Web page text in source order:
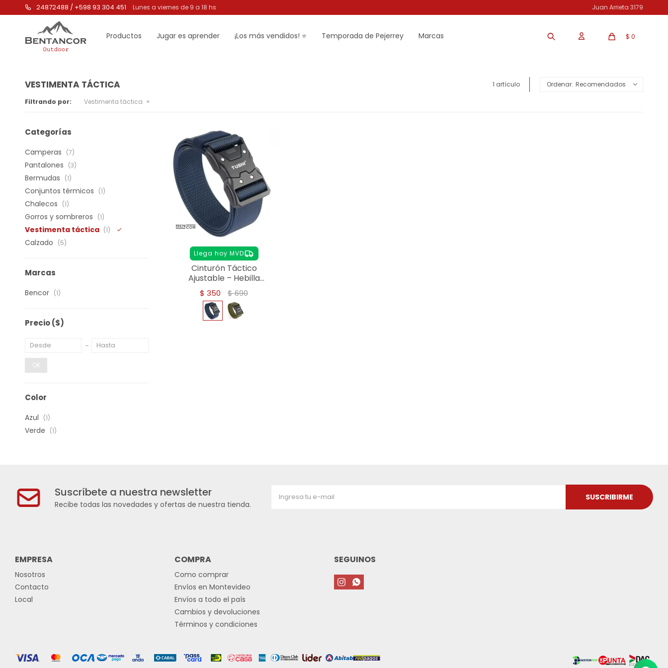
Productos Jugar es aprender ¡Los más vendidos! ⭐ Temporada de Pejerrey Marcas $ 0
24872488 / +598 93 304 451 Lunes a viernes de 9 a 18 hs Juan Arrieta 3179
VESTIMENTA TÁCTICA 1 artículo Recomendados
Filtrando por: Vestimenta táctica
Llega hoy MVD
Cinturón Táctico
Ajustable – Hebilla
Metálica Rápida - AZUL
$ 350 $690
Categorías
Camperas (7)
Pantalones (3)
Bermudas (1)
Conjuntos térmicos (1)
Chalecos (1)
Gorros y sombreros (1)
Vestimenta táctica (1)
Calzado (5)
Marcas
Bencor (1)
Precio($)
OK
Color
Azul (1)
Verde (1)
Suscríbete a nuestra newsletter
Recibe todas las novedades y ofertas de nuestra tienda.
SUSCRIBIRME
EMPRESA
Nosotros
Contacto
Local
COMPRA
Como comprar
Envíos en Montevideo
Envíos a todo el país
Cambios y devoluciones
Términos y condiciones
SEGUINOS
 